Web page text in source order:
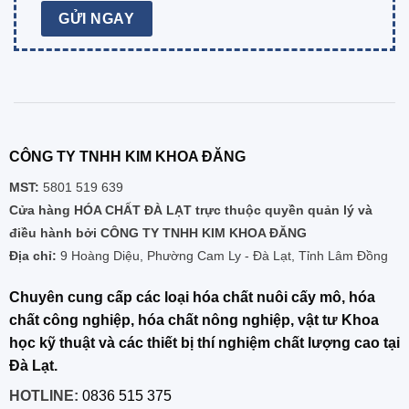
CÔNG TY TNHH KIM KHOA ĐĂNG
MST: 5801 519 639
Cửa hàng HÓA CHẤT ĐÀ LẠT trực thuộc quyền quản lý và
điều hành bởi CÔNG TY TNHH KIM KHOA ĐĂNG
Địa chỉ: 9 Hoàng Diệu, Phường Cam Ly - Đà Lạt, Tỉnh Lâm Đồng
Chuyên cung cấp các loại hóa chất nuôi cấy mô, hóa
chất công nghiệp, hóa chất nông nghiệp, vật tư Khoa
học kỹ thuật và các thiết bị thí nghiệm chất lượng cao tại
Đà Lạt.
HOTLINE: 0836 515 375